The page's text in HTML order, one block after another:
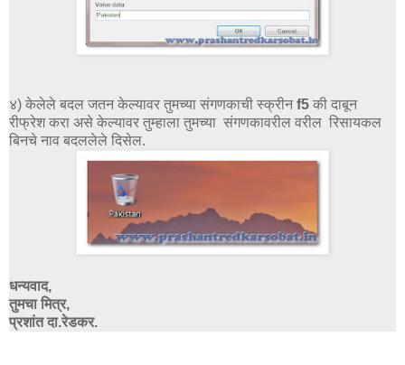
४) केलेले बदल जतन केल्यावर तुमच्या संगणकाची स्क्रीनf5 की दाबून
रीफ्रेश करा असे केल्यावर तुम्हाला तुमच्या संगणकावरील वरील रिसायकल
बिनचे नाव बदललेले दिसेल.
धन्यवाद,
तुमचा मित्र,
प्रशांत दा.रेडकर.